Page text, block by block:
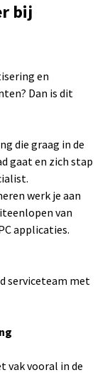
bij
en
Dan is dit
die graag in de
gaat en zich stap
werk je aan
van
applicaties.
serviceteam met
vak vooral in de